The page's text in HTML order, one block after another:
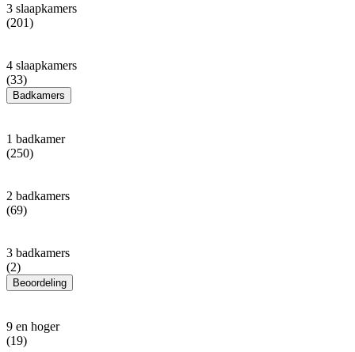
3 slaapkamers
(201)
4 slaapkamers
(33)
Badkamers
1 badkamer
(250)
2 badkamers
(69)
3 badkamers
(2)
Beoordeling
9 en hoger
(19)